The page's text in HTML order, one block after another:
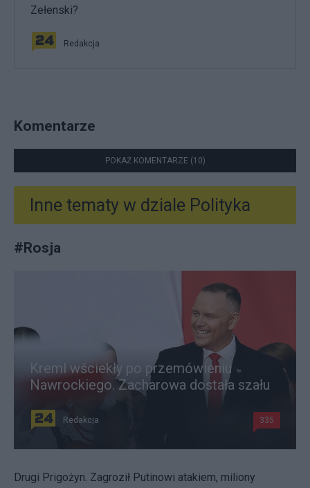
Zełenski?
Redakcja
Komentarze
POKAŻ KOMENTARZE (10)
Inne tematy w dziale Polityka
#Rosja
Kreml wściekły po przemówieniu
Nawrockiego. Zacharowa dostała szału
Redakcja 335
Drugi Prigożyn. Zagroził Putinowi atakiem, miliony